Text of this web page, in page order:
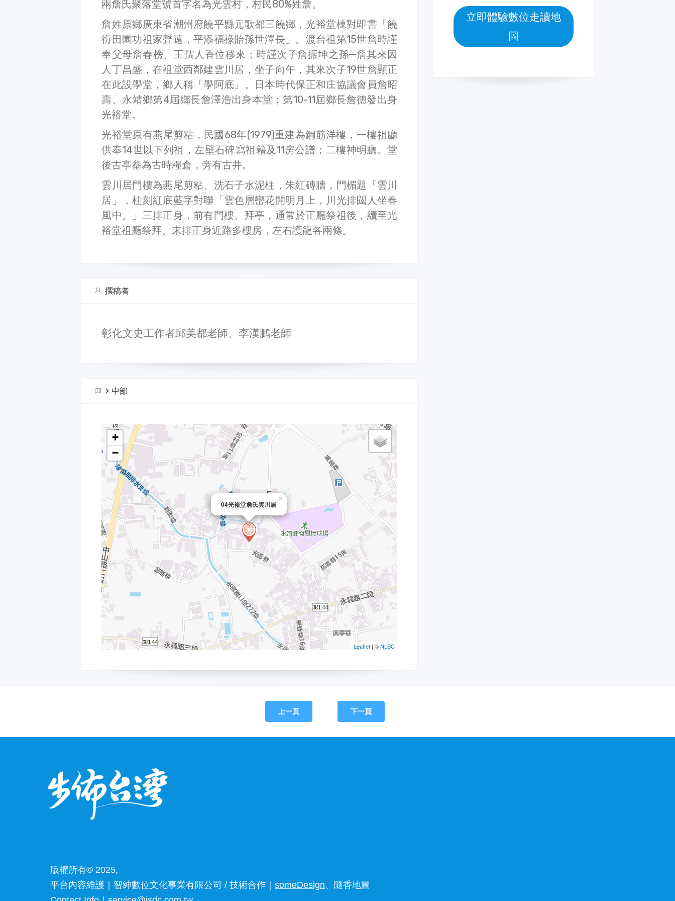
兩詹氏聚落堂號首字名為光雲村，村民80%姓詹。
詹姓原鄉廣東省潮州府饒平縣元歌都三饒鄉，光裕堂棟對即書「饒
衍田園功祖家聲遠，平添福祿貽孫世澤長」。渡台祖第15世詹時謹
奉父母詹春榜、王孺人香位移來；時謹次子詹振坤之孫─詹其來因
人丁昌盛，在祖堂西鄰建雲川居，坐子向午，其來次子19世詹顯正
在此設學堂，鄉人稱「學阿底」。日本時代保正和庄協議會員詹昭
壽、永靖鄉第4屆鄉長詹澤浩出身本堂；第10-11屆鄉長詹德發出身
光裕堂。
光裕堂原有燕尾剪粘，民國68年(1979)重建為鋼筋洋樓，一樓祖廳
供奉14世以下列祖，左壁石碑寫祖籍及11房公譜；二樓神明廳。堂
後古亭畚為古時糧倉，旁有古井。
雲川居門樓為燕尾剪粘、洗石子水泥柱，朱紅磚牆，門楣題「雲川
居」，柱刻紅底藍字對聯「雲色層巒花開明月上，川光排闥人坐春
風中。」三排正身，前有門樓、拜亭，通常於正廳祭祖後，續至光
裕堂祖廳祭拜。末排正身近路多樓房，左右護龍各兩條。
撰稿者
彰化文史工作者邱美都老師、李漢鵬老師
>中部
立即體驗數位走讀地
圖
上一頁 下一頁
版權所有© 2025,
平台內容維護｜智紳數位文化事業有限公司 / 技術合作｜ someDesign、隨香地圖